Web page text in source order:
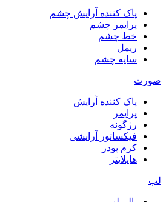
پاک کننده آرایش چشم
پرایمر چشم
خط چشم
ریمل
سایه چشم
صورت
پاک کننده آرایش
پرایمر
رژگونه
فیکساتور آرایشی
کرم پودر
هایلایتر
لب